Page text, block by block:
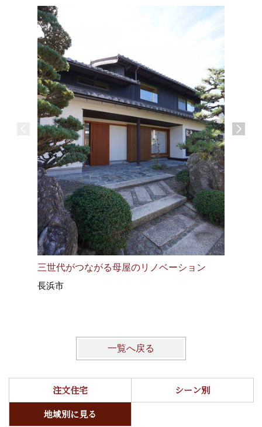
三世代がつながる母屋のリノベーション
長浜市
一覧へ戻る
注文住宅
シーン別
地域別に見る